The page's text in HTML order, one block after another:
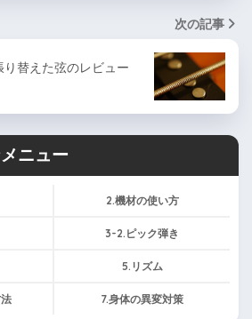
次の記事
替えた弦のレビュー
ニュー
2.機材の使い方
3-2.ピック弾き
5.リズム
7.身体の異変対策